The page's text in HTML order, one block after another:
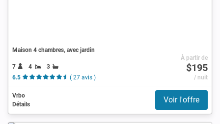
Maison 4 chambres, avec jardin
7 4
3
6.5
( 27 avis )
À partir de
$195
/ nuit
Vrbo
Détails
Voir l'offre